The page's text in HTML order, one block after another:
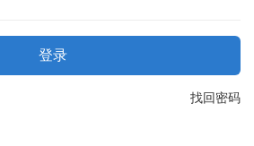
登录
找回密码